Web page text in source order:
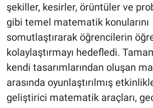
şekiller, kesirler, örüntüler ve
gibi temel matematik konularını
somutlaştırarak öğrencilerin
kolaylaştırmayı hedefledi.
kendi tasarımlarından oluşan
arasında oyunlaştırılmış
geliştirici matematik araçları,
Magazin
Çevre
Haberde İnsan